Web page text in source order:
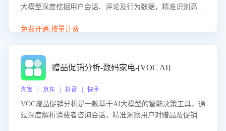
大模型深度挖掘用户会话、评论及行为数据，精准识别高流
应延迟、竞品价格冲击等。系统自动输出可落地的挽回策
免费开通,按量计费
赠品促销分析-数码家电-[VOC AI]
淘宝 | 京东 | 抖音 | 快手
VOC赠品促销分析是一款基于AI大模型的智能决策工具，通
过深度解析消费者咨询会话，精准洞察用户对赠品及促销政